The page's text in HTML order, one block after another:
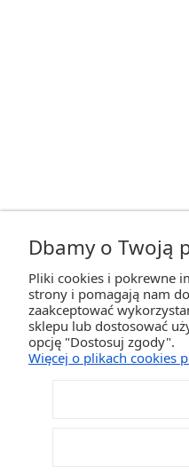
Dbamy o Twoją
Pliki cookies i pokrewne
strony i pomagają nam
zaakceptować
sklepu lub dostosować
opcję "Dostosuj zgody".
Więcej o plikach cookies